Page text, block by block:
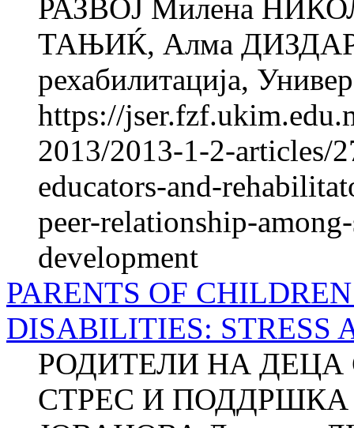
РАЗВОЈ Милена
ТАЊИЌ, Алма
рехабилитација,
https://
2013/2013-1-2-articles/
educators-and-
peer-relationship-
development
PARENTS OF
DISABILITIES: STRESS
РОДИТЕЛИ НА ДЕЦА
СТРЕС И ПОДДРШКА